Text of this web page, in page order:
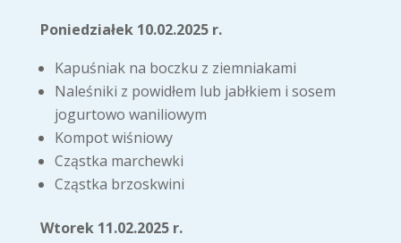
Poniedziałek 10.02.2025 r.
Kapuśniak na boczku z ziemniakami
Naleśniki z powidłem lub jabłkiem i sosem
jogurtowo waniliowym
Kompot wiśniowy
Cząstka marchewki
Cząstka brzoskwini
Wtorek 11.02.2025 r.